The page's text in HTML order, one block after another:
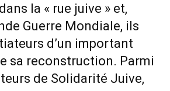
la « rue juive » et,
Guerre Mondiale, ils
d’un important
sa reconstruction. Parmi
de Solidarité Juive,